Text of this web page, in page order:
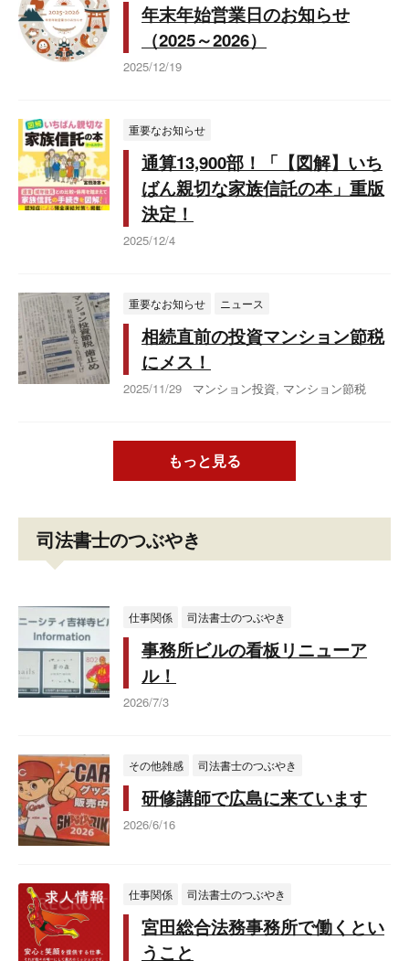
年末年始営業日のお知らせ
（2025～2026）
2025/12/19
重要なお知らせ
通算13,900部！「【図解】いち
ばん親切な家族信託の本」重版
決定！
2025/12/4
重要なお知らせ ニュース
相続直前の投資マンション節税
にメス！
2025/11/29 マンション投資, マンション節税
もっと見る
司法書士のつぶやき
仕事関係 司法書士のつぶやき
事務所ビルの看板リニューア
ル！
2026/7/3
その他雑感 司法書士のつぶやき
研修講師で広島に来ています
2026/6/16
仕事関係 司法書士のつぶやき
宮田総合法務事務所で働くとい
うこと